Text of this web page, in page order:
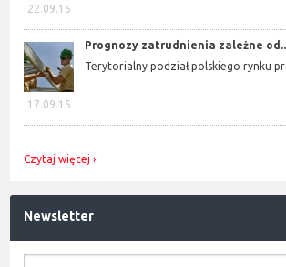
22.09.15
17.09.15
Prognozy zatrudnienia zależne
Terytorialny podział polskiego rynku
Czytaj więcej
Newsletter